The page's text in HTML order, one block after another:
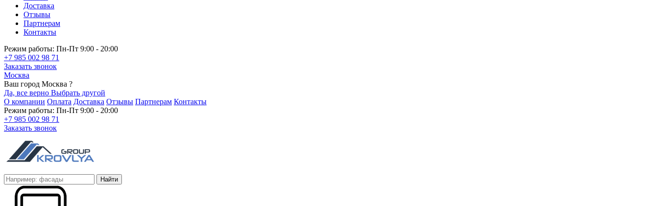
Доставка
Отзывы
Партнерам
Контакты
Режим работы: Пн-Пт 9:00 - 20:00
+7 985 002 98 71
Заказать звонок
Москва
Ваш город Москва ?
Да, все верно Выбрать другой
О компании Оплата Доставка Отзывы Партнерам Контакты
Режим работы: Пн-Пт 9:00 - 20:00
+7 985 002 98 71
Заказать звонок
Найти